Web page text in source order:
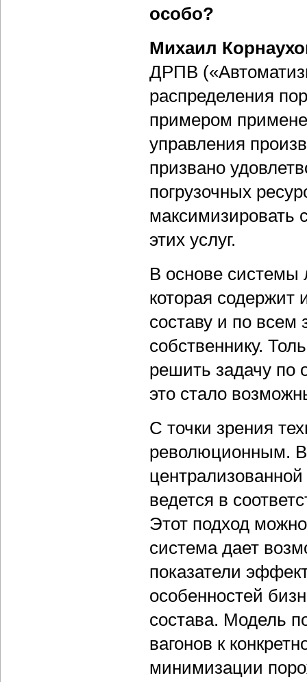
особо?
Михаил
ДРПВ
распределения
примером
управления
призвано
погрузочных
максимизировать
этих услуг.
В основе системы
которая
составу и по всем
собственнику.
решить задачу по
это стало
С точки зрения
революционным.
ведется в
Этот подход
система дает
показатели
особенностей
состава. Модель
вагонов к
минимизации